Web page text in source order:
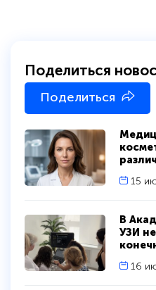
В
УЗИ
16
15
Поделиться
Поделиться